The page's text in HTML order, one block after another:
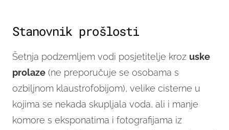
Stanovnik prošlosti
Šetnja podzemljem vodi posjetitelje kroz uske
prolaze (ne preporučuje se osobama s
ozbiljnom klaustrofobijom), velike cisterne u
kojima se nekada skupljala voda, ali i manje
komore s eksponatima i fotografijama iz